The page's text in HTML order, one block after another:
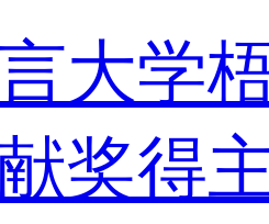
大学
奖得